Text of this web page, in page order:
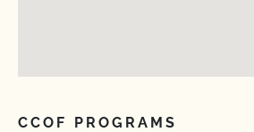
CCOF PROGRAMS